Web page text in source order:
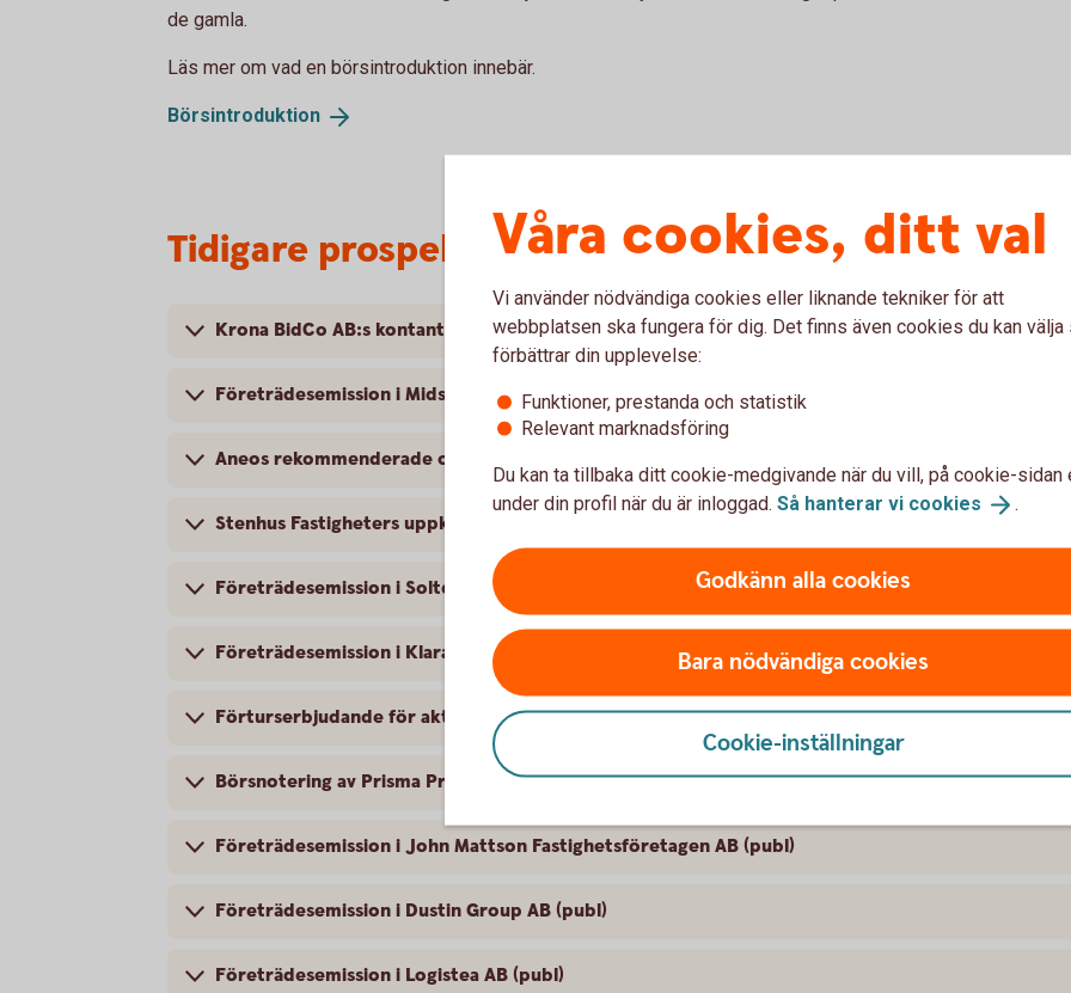
de gamla.
Läs mer om vad en börsintroduktion innebär.
Börsintroduktion
Tidigare prospekt och erbjudanden
Krona BidCo AB:s kontanta budpliktsbud till aktieägarna i Krona Public Real Estate
Företrädesemission i Midsummer AB (publ)
Aneos rekommenderade offentliga uppköpserbjudande till aktieägarna i Arise
Stenhus Fastigheters uppköpserbjudande till aktieägarna i Backaheden
Företrädesemission i Soltech Energy Group AB (publ)
Företrädesemission i KlaraBo Sverige AB (publ)
Förturserbjudande för aktieägare i SBB i samband med noteringen av Sveafastigheter
Börsnotering av Prisma Properties AB (publ)
Företrädesemission i John Mattson Fastighetsföretagen AB (publ)
Företrädesemission i Dustin Group AB (publ)
Företrädesemission i Logistea AB (publ)
Våra cookies, ditt val
Vi använder nödvändiga cookies eller liknande tekniker för att
webbplatsen ska fungera för dig. Det finns även cookies du kan välja
förbättrar din upplevelse:
Funktioner, prestanda och statistik
Relevant marknadsföring
Du kan ta tillbaka ditt cookie-medgivande när du vill, på cookie-sidan
under din profil när du är inloggad. Så hanterar vi cookies .
Godkänn alla cookies
Bara nödvändiga cookies
Cookie-inställningar